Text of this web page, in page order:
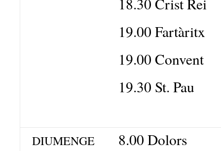
19.00 Fartàritx
19.00 Convent
19.30 St. Pau
DIUMENGE
8.00 Dolors